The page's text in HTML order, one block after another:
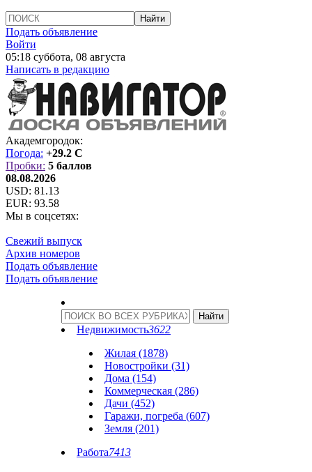
Подать объявление
Войти
05:18 суббота, 08 августа
Написать в редакцию
Академгородок:
Погода: +29.2 C
Пробки: 5 баллов
08.08.2026
USD: 81.13
EUR: 93.58
Мы в соцсетях:
Свежий выпуск
Архив номеров
Подать объявление
Подать объявление
Недвижимость3622
Жилая (1878)
Новостройки (31)
Дома (154)
Коммерческая (286)
Дачи (452)
Гаражи, погреба (607)
Земля (201)
Работа7413